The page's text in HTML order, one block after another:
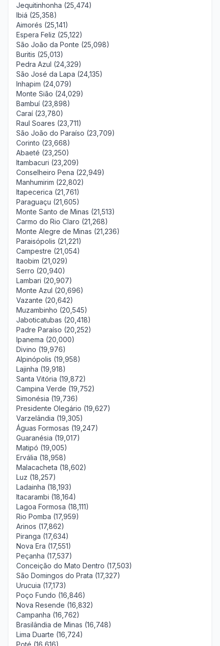
Jequitinhonha (25,474)
Ibiá (25,358)
Aimorés (25,141)
Espera Feliz (25,122)
São João da Ponte (25,098)
Buritis (25,013)
Pedra Azul (24,329)
São José da Lapa (24,135)
Inhapim (24,079)
Monte Sião (24,029)
Bambuí (23,898)
Caraí (23,780)
Raul Soares (23,711)
São João do Paraíso (23,709)
Corinto (23,668)
Abaeté (23,250)
Itambacuri (23,209)
Conselheiro Pena (22,949)
Manhumirim (22,802)
Itapecerica (21,761)
Paraguaçu (21,605)
Monte Santo de Minas (21,513)
Carmo do Rio Claro (21,268)
Monte Alegre de Minas (21,236)
Paraisópolis (21,221)
Campestre (21,054)
Itaobim (21,029)
Serro (20,940)
Lambari (20,907)
Monte Azul (20,696)
Vazante (20,642)
Muzambinho (20,545)
Jaboticatubas (20,418)
Padre Paraíso (20,252)
Ipanema (20,000)
Divino (19,976)
Alpinópolis (19,958)
Lajinha (19,918)
Santa Vitória (19,872)
Campina Verde (19,752)
Simonésia (19,736)
Presidente Olegário (19,627)
Varzelândia (19,305)
Águas Formosas (19,247)
Guaranésia (19,017)
Matipó (19,005)
Ervália (18,958)
Malacacheta (18,602)
Luz (18,257)
Ladainha (18,193)
Itacarambi (18,164)
Lagoa Formosa (18,111)
Rio Pomba (17,959)
Arinos (17,862)
Piranga (17,634)
Nova Era (17,551)
Peçanha (17,537)
Conceição do Mato Dentro (17,503)
São Domingos do Prata (17,327)
Urucuia (17,173)
Poço Fundo (16,846)
Nova Resende (16,832)
Campanha (16,762)
Brasilândia de Minas (16,748)
Lima Duarte (16,724)
Poté (16,616)